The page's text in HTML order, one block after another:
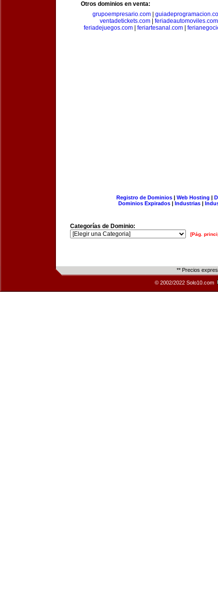
Otros dominios en venta:
grupoempresario.com|
ventadetickets.com| feriadeautomoviles.com
feriadejuegos.com| feriartesanal.com|
Registro de Dominios| Web Hosting |
Dominios Expirados | Industrias |
Categorías de Dominio:
[Pág.
** Precios
© 2002/2022 Solo10.com